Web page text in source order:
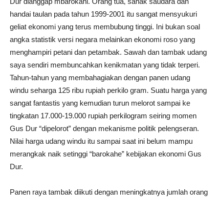
handai taulan pada tahun 1999-2001 itu sangat mensyukuri
geliat ekonomi yang terus membubung tinggi. Ini bukan soal
angka statistik versi negara melainkan ekonomi roso yang
menghampiri petani dan petambak. Sawah dan tambak udang
saya sendiri membuncahkan kenikmatan yang tidak terperi.
Tahun-tahun yang membahagiakan dengan panen udang
windu seharga 125 ribu rupiah perkilo gram. Suatu harga yang
sangat fantastis yang kemudian turun melorot sampai ke
tingkatan 17.000-19.000 rupiah perkilogram seiring momen
Gus Dur “dipelorot” dengan mekanisme politik pelengseran.
Nilai harga udang windu itu sampai saat ini belum mampu
merangkak naik setinggi “barokahe” kebijakan ekonomi Gus
Dur.
Panen raya tambak diikuti dengan meningkatnya jumlah orang